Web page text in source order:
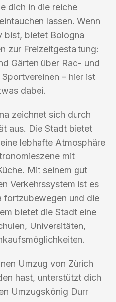
dich in die reiche
lassen. Wenn
bist, bietet Bologna
zur Freizeitgestaltung:
Gärten über Rad- und
– hier ist
dabei.
zeichnet sich durch
aus. Die Stadt bietet
lebhafte Atmosphäre
mit
Mit seinem gut
Verkehrssystem ist es
fortzubewegen und die
bietet die Stadt eine
Universitäten,
Umzug von Zürich
hast, unterstützt dich
Umzugskönig Durr